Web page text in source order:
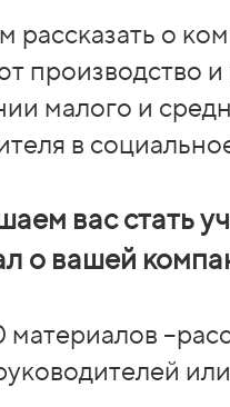
рассказать о
производство
малого и
в
вас стать
о вашей
материалов